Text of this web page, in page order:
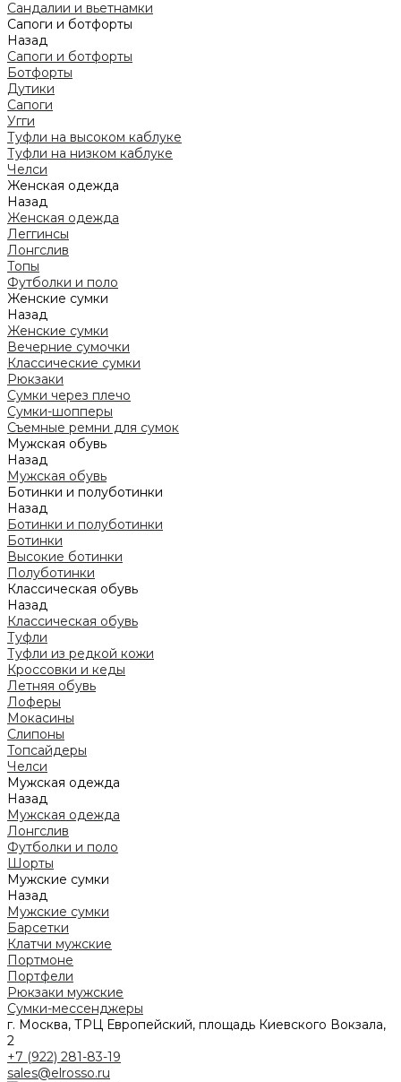
Сандалии и вьетнамки
Сапоги и ботфорты
Назад
Сапоги и ботфорты
Ботфорты
Дутики
Сапоги
Угги
Туфли на высоком каблуке
Туфли на низком каблуке
Челси
Женская одежда
Назад
Женская одежда
Леггинсы
Лонгслив
Топы
Футболки и поло
Женские сумки
Назад
Женские сумки
Вечерние сумочки
Классические сумки
Рюкзаки
Сумки через плечо
Сумки-шопперы
Съемные ремни для сумок
Мужская обувь
Назад
Мужская обувь
Ботинки и полуботинки
Назад
Ботинки и полуботинки
Ботинки
Высокие ботинки
Полуботинки
Классическая обувь
Назад
Классическая обувь
Туфли
Туфли из редкой кожи
Кроссовки и кеды
Летняя обувь
Лоферы
Мокасины
Слипоны
Топсайдеры
Челси
Мужская одежда
Назад
Мужская одежда
Лонгслив
Футболки и поло
Шорты
Мужские сумки
Назад
Мужские сумки
Барсетки
Клатчи мужские
Портмоне
Портфели
Рюкзаки мужские
Сумки-мессенджеры
г. Москва, ТРЦ Европейский, площадь Киевского Вокзала,
2
+7 (922) 281-83-19
sales@elrosso.ru